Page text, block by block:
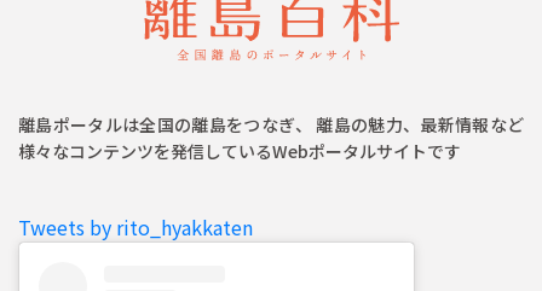
離島ポータルは全国の離島をつなぎ、 離島の魅力、最新情報など
様々なコンテンツを発信しているWebポータルサイトです
Tweets by rito_hyakkaten